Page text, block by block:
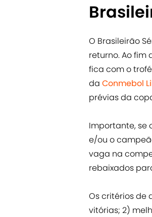
O Brasileirão
returno. Ao fim
fica com o
da Conmebol
prévias da
Importante, se
e/ou o
vaga na
rebaixados
Os critérios de
vitórias; 2)